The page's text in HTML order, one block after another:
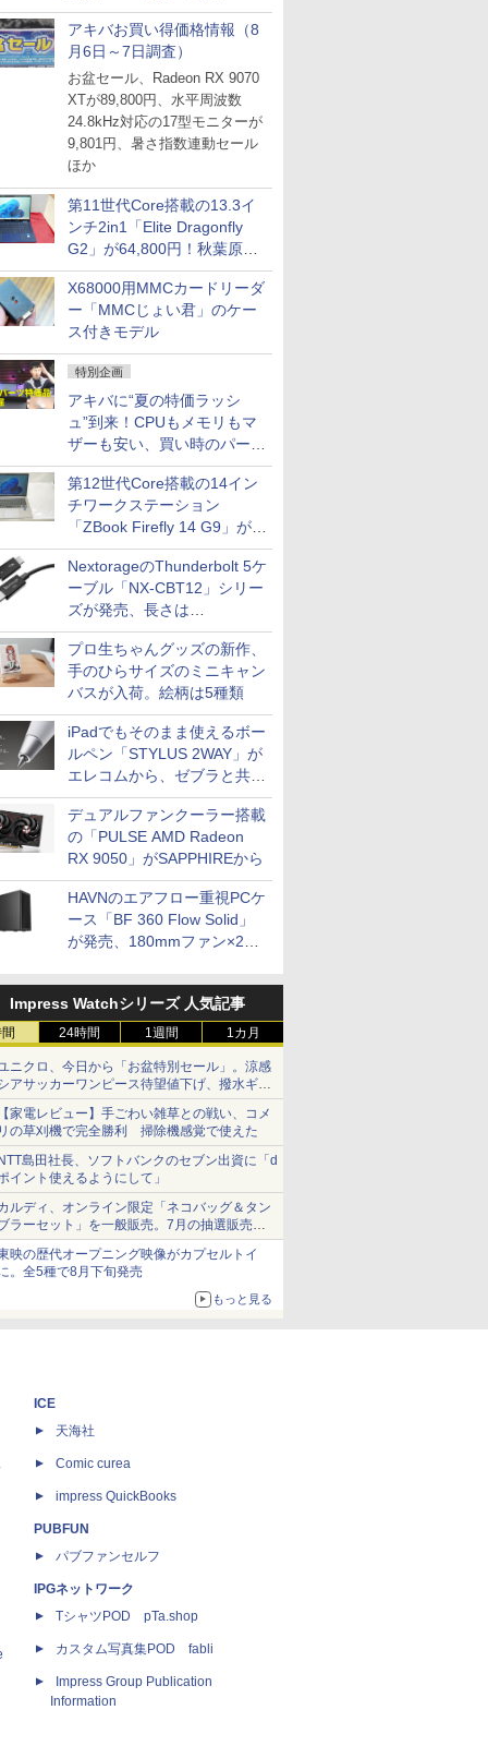
アキバお買い得価格情報（8
月6日～7日調査）
お盆セール、Radeon RX 9070
XTが89,800円、水平周波数
24.8kHz対応の17型モニターが
9,801円、暑さ指数連動セール
ほか
第11世代Core搭載の13.3イ
ンチ2in1「Elite Dragonfly
G2」が64,800円！秋葉原で
中古PCセール
X68000用MMCカードリーダ
ー「MMCじょい君」のケー
ス付きモデル
特別企画
アキバに“夏の特価ラッシ
ュ”到来！CPUもメモリもマ
ザーも安い、買い時のパーツ
は？【8月7日(金)22時配信】
第12世代Core搭載の14イン
チワークステーション
「ZBook Firefly 14 G9」が
79,800円！秋葉原で中古PC
セール
NextorageのThunderbolt 5ケ
ーブル「NX-CBT12」シリー
ズが発売、長さは
30cm/50cm/1mの3種類
プロ生ちゃんグッズの新作、
手のひらサイズのミニキャン
バスが入荷。絵柄は5種類
iPadでもそのまま使えるボー
ルペン「STYLUS 2WAY」が
エレコムから、ゼブラと共同
開発
デュアルファンクーラー搭載
の「PULSE AMD Radeon
RX 9050」がSAPPHIREから
HAVNのエアフロー重視PCケ
ース「BF 360 Flow Solid」
が発売、180mmファン×2搭
Impress Watchシリーズ 人気記事
24時間 1週間 1カ月
ニクロ、今日から「お盆特別セール」。涼感
アサッカーワンピース待望値下げ、撥水ギア
ョーツは1990円に
家電レビュー】手ごわい雑草との戦い、コメ
の草刈機で完全勝利 掃除機感覚で使えた
島田社長、ソフトバンクのセブン出資に「d
イント使えるようにして」
ルディ、オンライン限定「ネコバッグ＆タン
ラーセット」を一般販売。7月の抽選販売の
選無効分
映の歴代オープニング映像がカプセルトイ
。全5種で8月下旬発売
もっと見る
ICE
天海社
Comic curea
impress QuickBooks
PUBFUN
パブファンセルフ
IPGネットワーク
TシャツPOD pTa.shop
カスタム写真集POD fabli
Impress Group Publication
Information